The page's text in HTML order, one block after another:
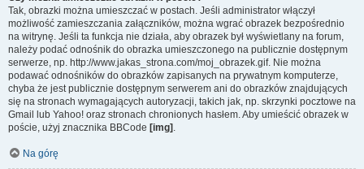
Tak, obrazki można umieszczać w postach. Jeśli administrator włączył
możliwość zamieszczania załączników, można wgrać obrazek bezpośrednio
na witrynę. Jeśli ta funkcja nie działa, aby obrazek był wyświetlany na forum,
należy podać odnośnik do obrazka umieszczonego na publicznie dostępnym
serwerze, np. http://www.jakas_strona.com/moj_obrazek.gif. Nie można
podawać odnośników do obrazków zapisanych na prywatnym komputerze,
chyba że jest publicznie dostępnym serwerem ani do obrazków znajdujących
się na stronach wymagających autoryzacji, takich jak, np. skrzynki pocztowe na
Gmail lub Yahoo! oraz stronach chronionych hasłem. Aby umieścić obrazek w
poście, użyj znacznika BBCode [img] .
Na górę